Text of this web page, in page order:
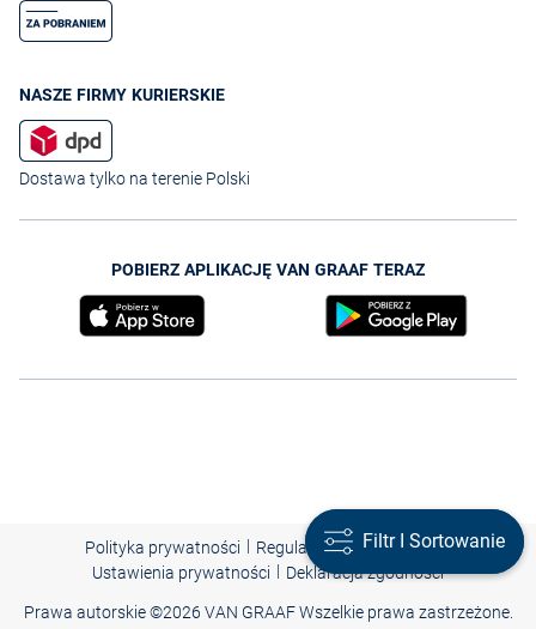
NASZE FIRMY KURIERSKIE
Dostawa tylko na terenie Polski
POBIERZ APLIKACJĘ VAN GRAAF TERAZ
Polityka prywatności | Regulamin | Nota prawna |
Ustawienia prywatności | Deklaracja zgodności
Prawa autorskie ©2026 VAN GRAAF Wszelkie prawa zastrzeżone.
Filtr I Sortowanie
Filtr I Sortowanie